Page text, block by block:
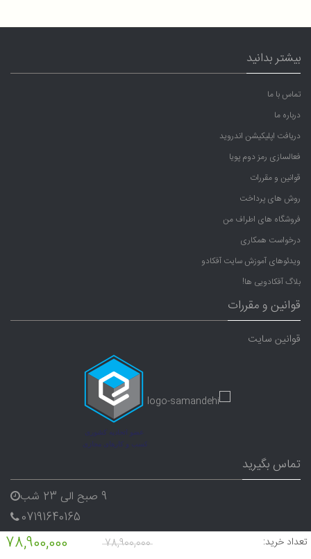
تعداد خرید: 78,900,000
78,900,000
بیشتر بدانید
تماس با ما
درباره ما
دریافت اپلیکیشن اندروید
فعالسازی رمز دوم پویا
قوانین و مقررات
روش های پرداخت
فروشگاه های اطراف من
درخواست همکاری
ویدئوهای آموزش سایت آفکادو
بلاگ آفکادویی ها!
قوانین و مقررات
قوانین سایت
تماس بگیرید
9 صبح الی 23 شب
07191640165
09338282656